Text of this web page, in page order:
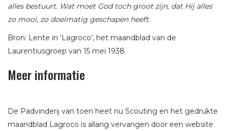
alles bestuurt. Wat moet God toch groot zijn, dat Hij alles
zo mooi, zo doelmatig geschapen heeft.
Bron: Lente in ‘Lagroco’, het maandblad van de
Laurentiusgroep van 15 mei 1938.
Meer informatie
De Padvinderij van toen heet nu Scouting en het gedrukte
maandblad Lagroco is allang vervangen door een website